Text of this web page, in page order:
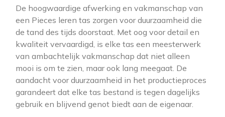
De hoogwaardige afwerking en vakmanschap van
een Pieces leren tas zorgen voor duurzaamheid die
de tand des tijds doorstaat. Met oog voor detail en
kwaliteit vervaardigd, is elke tas een meesterwerk
van ambachtelijk vakmanschap dat niet alleen
mooi is om te zien, maar ook lang meegaat. De
aandacht voor duurzaamheid in het productieproces
garandeert dat elke tas bestand is tegen dagelijks
gebruik en blijvend genot biedt aan de eigenaar.